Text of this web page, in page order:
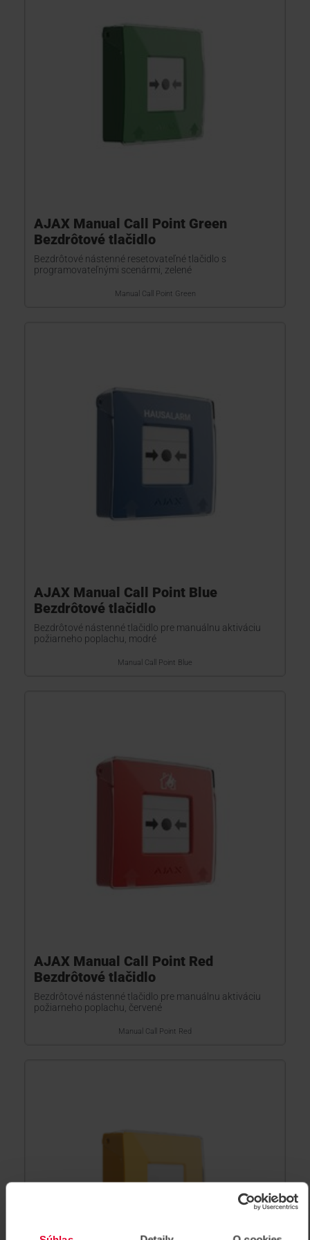
AJAX Manual Call Point Green
Bezdrôtové tlačidlo
Bezdrôtové nástenné resetovateľné tlačidlo s
programovateľnými scenármi, zelené
Manual Call Point Green
AJAX Manual Call Point Blue
Bezdrôtové tlačidlo
Bezdrôtové nástenné tlačidlo pre manuálnu aktiváciu
požiarneho poplachu, modré
Manual Call Point Blue
AJAX Manual Call Point Red
Bezdrôtové tlačidlo
Bezdrôtové nástenné tlačidlo pre manuálnu aktiváciu
požiarneho poplachu, červené
Manual Call Point Red